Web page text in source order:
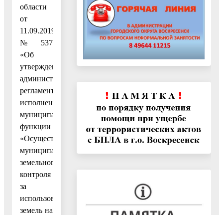
области
от
11.09.2019
№ 537
«Об
утверждении
административного
регламента
исполнения
муниципальной
функции
«Осуществление
муниципального
земельного
контроля
за
использованием
земель на